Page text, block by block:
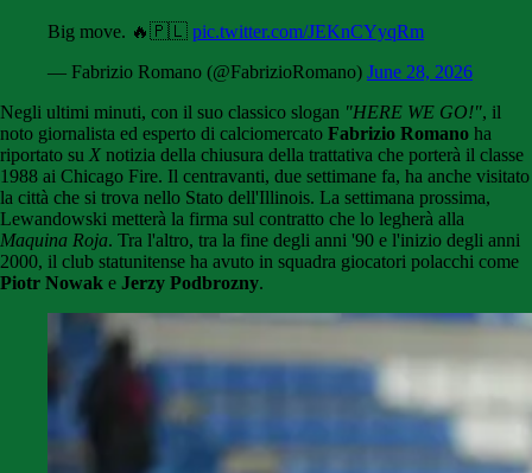
Big move. 🔥🇵🇱 pic.twitter.com/JEKnCYyqRm
— Fabrizio Romano (@FabrizioRomano) June 28, 2026
Negli ultimi minuti, con il suo classico slogan "HERE WE GO!", il
noto giornalista ed esperto di calciomercato Fabrizio Romano ha
riportato su X notizia della chiusura della trattativa che porterà il classe
1988 ai Chicago Fire. Il centravanti, due settimane fa, ha anche visitato
la città che si trova nello Stato dell'Illinois. La settimana prossima,
Lewandowski metterà la firma sul contratto che lo legherà alla
Maquina Roja. Tra l'altro, tra la fine degli anni '90 e l'inizio degli anni
2000, il club statunitense ha avuto in squadra giocatori polacchi come
Piotr Nowak e Jerzy Podbrozny.